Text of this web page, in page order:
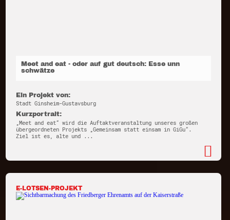
Meet and eat - oder auf gut deutsch: Esse unn
schwätze
Ein Projekt von:
Stadt Ginsheim-Gustavsburg
Kurzportrait:
„Meet and eat“ wird die Auftaktveranstaltung unseres großen
übergeordneten Projekts „Gemeinsam statt einsam in GiGu“.
Ziel ist es, alte und ...
E-LOTSEN-PROJEKT